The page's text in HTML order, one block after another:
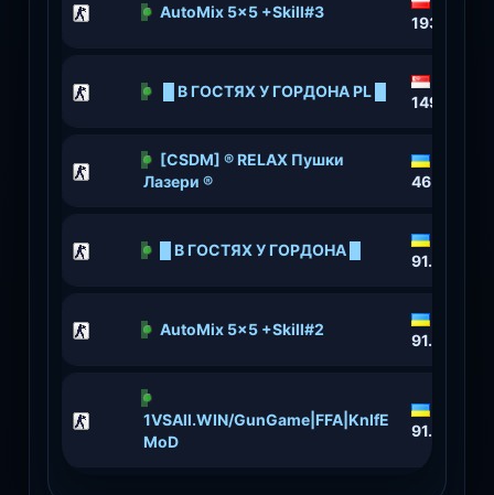
AutoMix 5x5 +Skill#3
█ В ГОСТЯХ У ГОРДОНА PL █
[CSDM] ® RELAX Пушки
Лазери ®
█ В ГОСТЯХ У ГОРДОНА █
AutoMix 5x5 +Skill#2
1VSAll.WIN/GunGame|FFA|KnIfE
MoD